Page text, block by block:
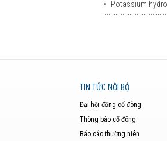
• Potassium
TIN TỨC NỘI BỘ
Đại hội đồng cổ đông
Thông báo cổ đông
Báo cáo thường niên